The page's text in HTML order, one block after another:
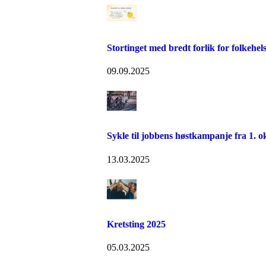
Stortinget med bredt forlik for
09.09.2025
Sykle til jobbens høstkampanje fra 1.
13.03.2025
Kretsting 2025
05.03.2025